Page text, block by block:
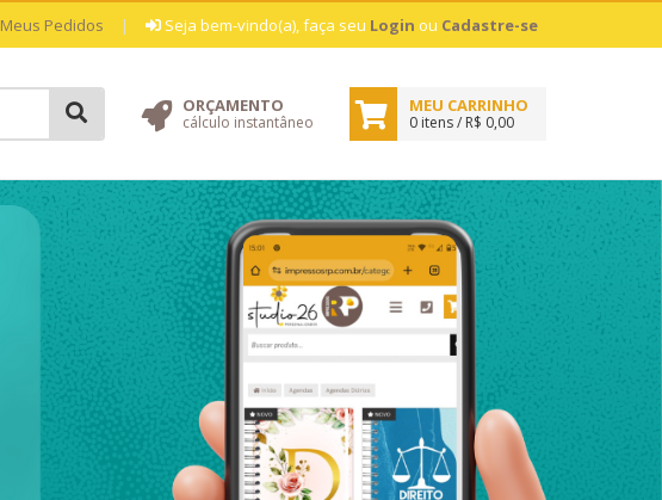
Meus Pedidos | Seja bem-vindo(a), faça seu Login ou Cadastre-se
ORÇAMENTO
cálculo instantâneo
MEU CARRINHO
0 itens / R$ 0,00